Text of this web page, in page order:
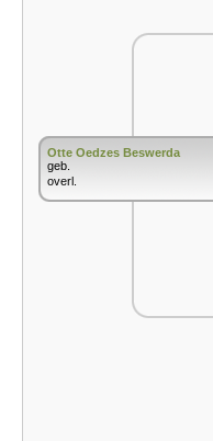
Otte Oedzes Beswerda
geb.
overl.